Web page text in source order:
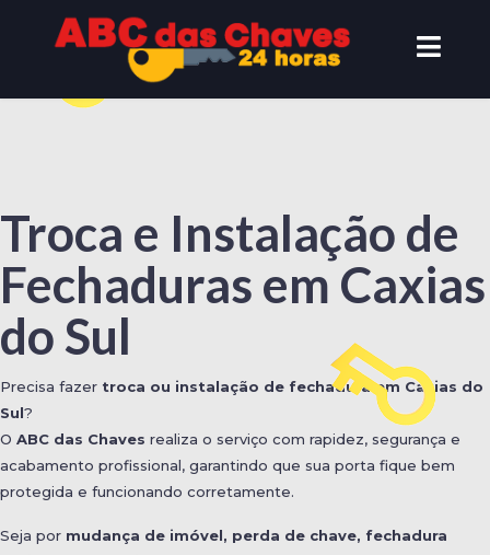
Troca e Instalação de
Fechaduras em Caxias
do Sul
Precisa fazer troca ou instalação de fechadura em Caxias do
Sul?
O ABC das Chaves realiza o serviço com rapidez, segurança e
acabamento profissional, garantindo que sua porta fique bem
protegida e funcionando corretamente.
Seja por mudança de imóvel, perda de chave, fechadura